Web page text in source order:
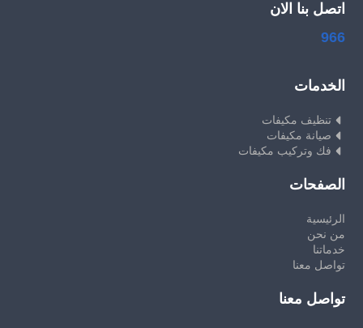
اتصل بنا الان
966
الخدمات
تنظيف مكيفات
صيانة مكيفات
فك وتركيب مكيفات
الصفحات
الرئيسية
من نحن
خدماتنا
تواصل معنا
تواصل معنا